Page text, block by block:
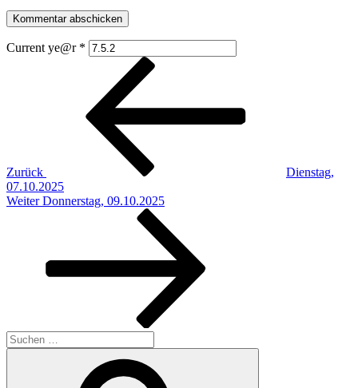
Current ye@r *
Beitragsnavigation
Zurück
Dienstag,
07.10.2025
Nächster
Weiter Donnerstag, 09.10.2025
Suchen
nach: